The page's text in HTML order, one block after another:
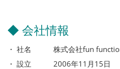
◆ 会社情報
・ 社名 株式会社fun function
・ 設立 2006年11月15日